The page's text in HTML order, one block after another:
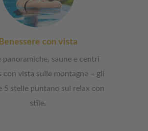
Benessere con vista
panoramiche, saune e centri
con vista sulle montagne – gli
5 stelle puntano sul relax con
stile.